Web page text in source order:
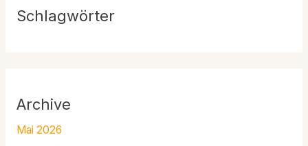
Schlagwörter
Archive
Mai 2026